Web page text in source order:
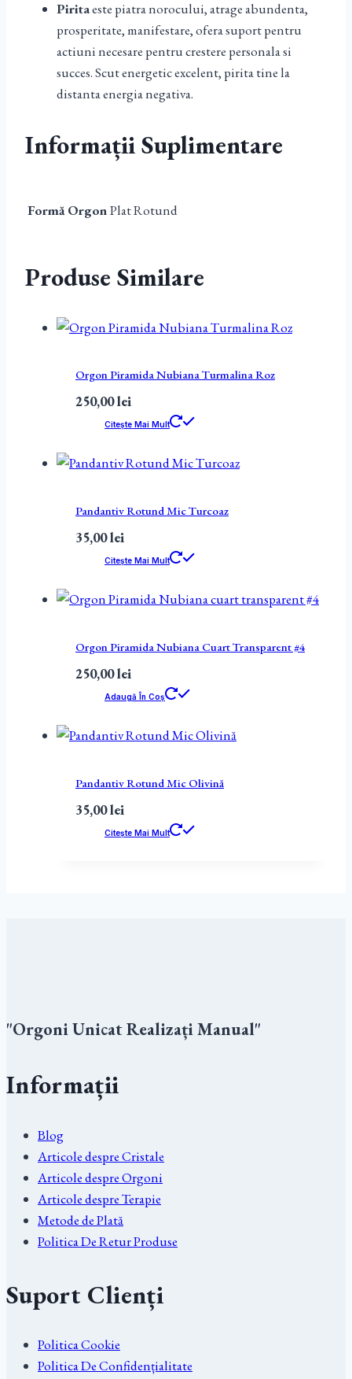
Piritaeste piatra norocului, atrage abundenta,
prosperitate, manifestare, ofera suport pentru
actiuni necesare pentru crestere personala si
succes. Scut energetic excelent, pirita tine la
distanta energia negativa.
Informații Suplimentare
Formă OrgonPlat Rotund
Produse Similare
Orgon Piramida Nubiana Turmalina Roz
250,00lei
Citește Mai Mult
Pandantiv Rotund Mic Turcoaz
35,00lei
Citește Mai Mult
Orgon Piramida Nubiana Cuart Transparent #4
250,00lei
Adaugă În Coș
Pandantiv Rotund Mic Olivină
35,00lei
Citește Mai Mult
"Orgoni Unicat Realizați Manual"
Informații
Blog
Articole despre Cristale
Articole despre Orgoni
Articole despre Terapie
Metode de Plată
Politica De Retur Produse
Suport Clienți
Politica Cookie
Politica De Confidențialitate